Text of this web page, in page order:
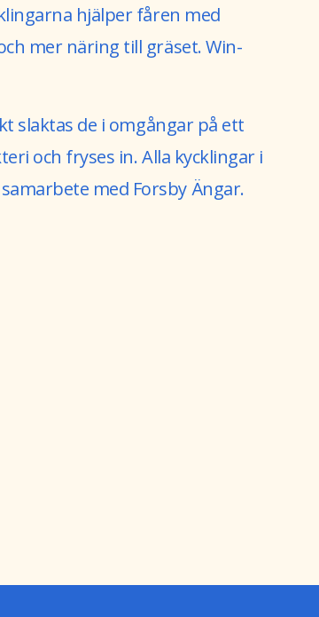
hjälper fåren med
mer näring till gräset. Win-
slaktas de i omgångar på ett
och fryses in. Alla kycklingar i
med Forsby Ängar.